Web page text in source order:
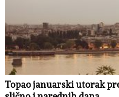
Topao januarski utorak